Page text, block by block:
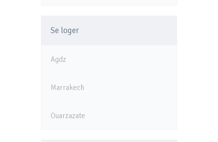
Se loger
Agdz
Marrakech
Ouarzazate